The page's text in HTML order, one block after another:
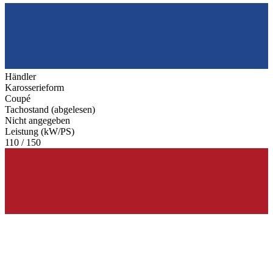
Händler
Karosserieform
Coupé
Tachostand (abgelesen)
Nicht angegeben
Leistung (kW/PS)
110 / 150